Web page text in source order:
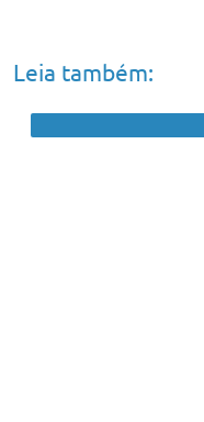
Leia também: